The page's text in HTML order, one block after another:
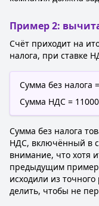
Пример 2:
Счёт приходит на
налога, при ставке
Сумма без налога
Сумма НДС =
Сумма без налога
НДС, включённый в
внимание, что хотя
предыдущим
исходили из
делить, чтобы не